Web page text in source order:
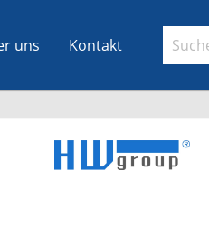
uns Kontakt